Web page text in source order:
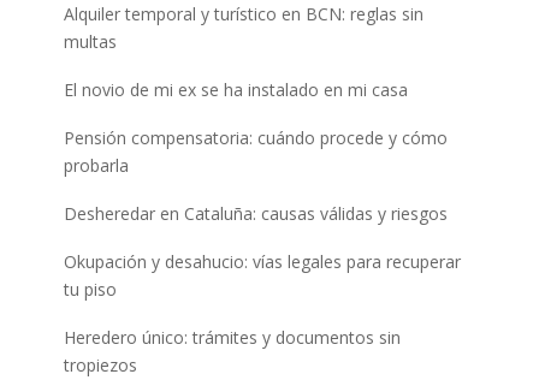
Alquiler temporal y turístico en BCN: reglas sin
multas
El novio de mi ex se ha instalado en mi casa
Pensión compensatoria: cuándo procede y cómo
probarla
Desheredar en Cataluña: causas válidas y riesgos
Okupación y desahucio: vías legales para recuperar
tu piso
Heredero único: trámites y documentos sin
tropiezos